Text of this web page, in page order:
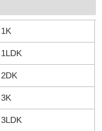
1K
1LDK
2DK
3K
3LDK